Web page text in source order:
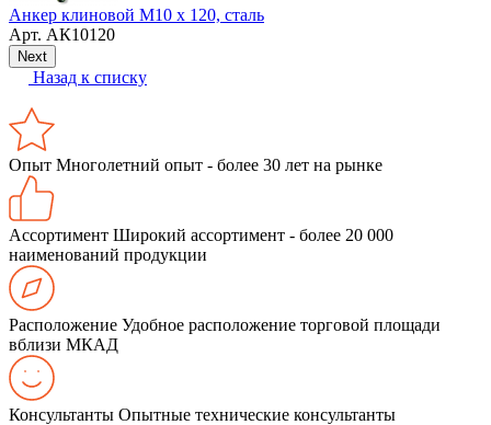
Анкер клиновой М10 х 120, сталь
Арт. АК10120
Next
Назад к списку
Опыт Многолетний опыт - более 30 лет на рынке
Ассортимент Широкий ассортимент - более 20 000
наименований продукции
Расположение Удобное расположение торговой площади
вблизи МКАД
Консультанты Опытные технические консультанты